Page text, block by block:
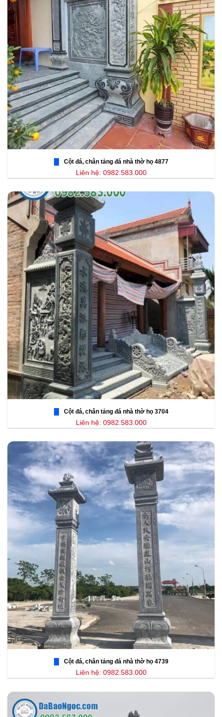
Cột đá, chân tảng đá nhà thờ họ 4877
Liên hệ: 0982.583.000
Cột đá, chân tảng đá nhà thờ họ 3704
Liên hệ: 0982.583.000
Cột đá, chân tảng đá nhà thờ họ 4739
Liên hệ: 0982.583.000